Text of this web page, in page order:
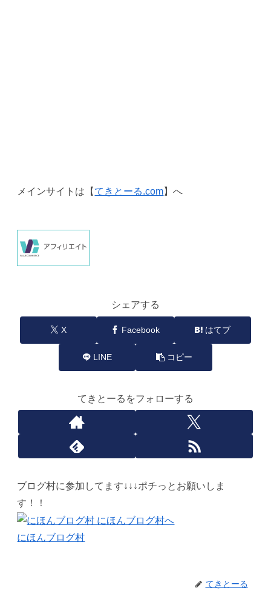
メインサイトは【てきとーる.com】へ
シェアする
X Facebook はてブ
LINE コピー
てきとーるをフォローする
ブログ村に参加してます↓↓↓ポチっとお願いしま
す！！
にほんブログ村
てきとーる